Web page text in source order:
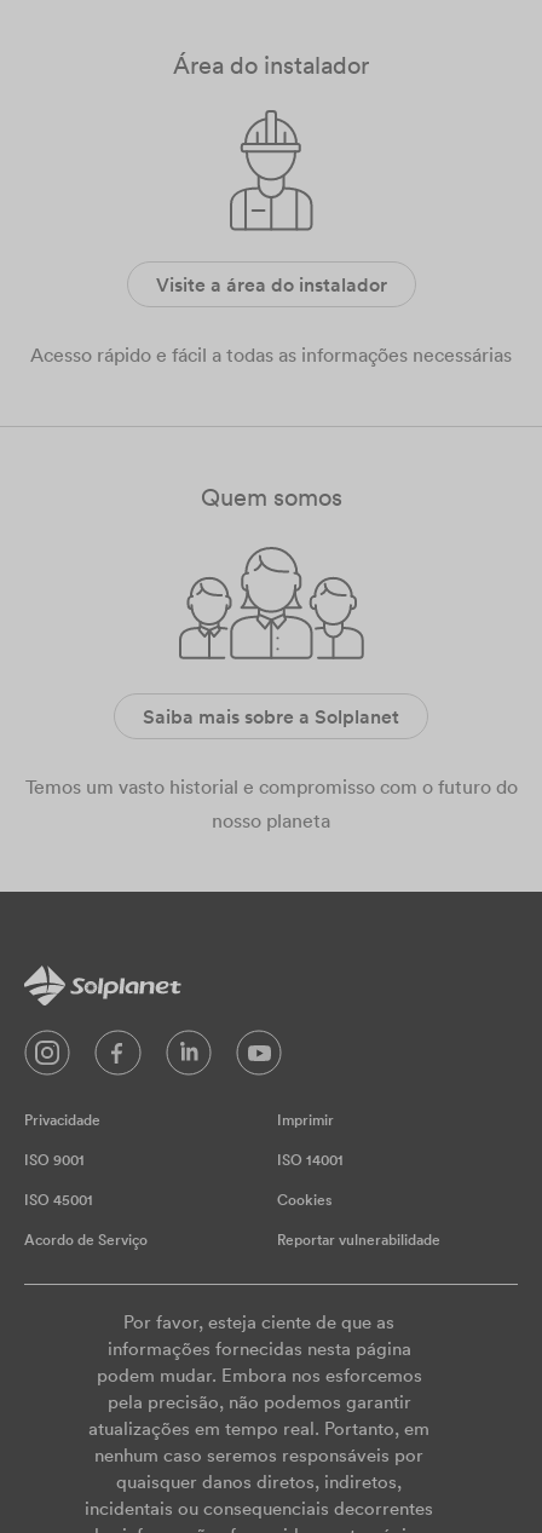
Área do instalador
Visite a área do instalador
Acesso rápido e fácil a todas as informações necessárias
Quem somos
Saiba mais sobre a Solplanet
Temos um vasto historial e compromisso com o futuro do
nosso planeta
Privacidade Imprimir
ISO 9001 ISO 14001
ISO 45001 Cookies
Acordo de Serviço Reportar vulnerabilidade
Por favor, esteja ciente de que as
informações fornecidas nesta página
podem mudar. Embora nos esforcemos
pela precisão, não podemos garantir
atualizações em tempo real. Portanto, em
nenhum caso seremos responsáveis por
quaisquer danos diretos, indiretos,
incidentais ou consequenciais decorrentes